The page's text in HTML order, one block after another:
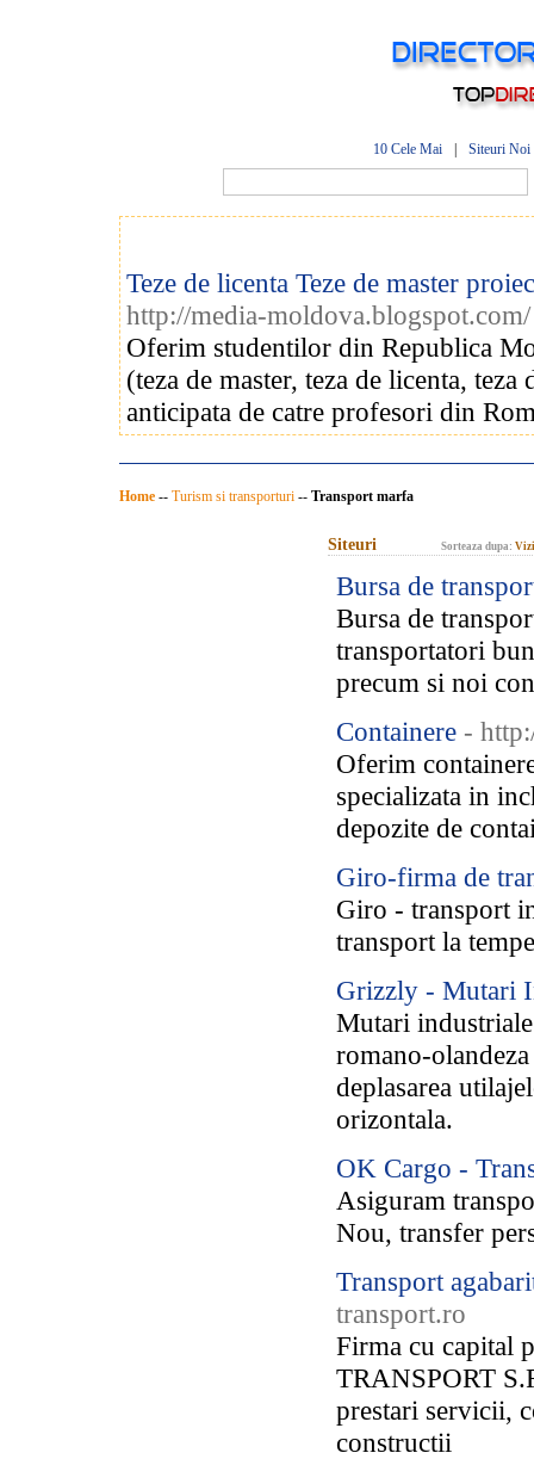
10 Cele Mai Siteuri Noi
Teze de licenta Teze de master
http://media-moldova.blogspot.com/
Oferim studentilor din Republica
(teza de master, teza de licenta,
anticipata de catre profesori din
Home -- Turism si transporturi -- Transport marfa
Siteuri Sorteaza dupa:
Bursa de
Bursa de
transportatori
precum si noi
Containere -
Oferim
specializata in
depozite de
Giro-firma de
Giro - transport
transport la
Grizzly - Mutari
Mutari
romano-
deplasarea
orizontala.
OK Cargo -
Asiguram
Nou, transfer
Transport
transport.ro
Firma cu capital
TRANSPORT
prestari servicii,
constructii